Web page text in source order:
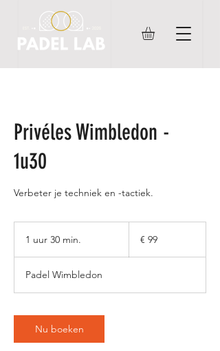
Privéles Wimbledon -
1u30
Verbeter je techniek en -tactiek.
1 uur 30 min.
3
0
i
n
.
€ 99
Padel Wimbledon
Nu boeken